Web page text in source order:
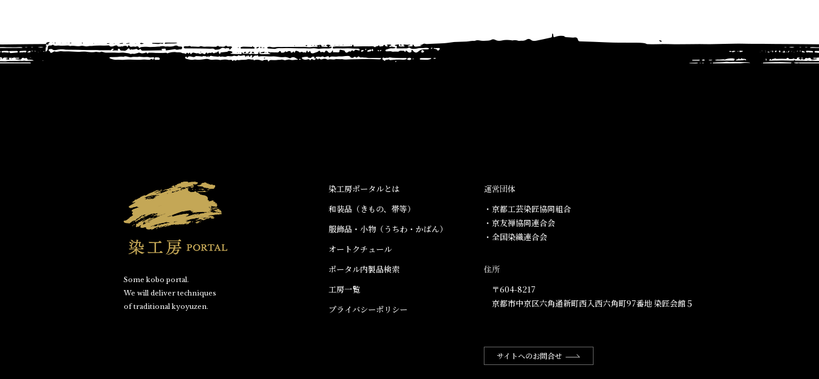
Some kobo portal.
We will deliver techniques
of traditional kyoyuzen.
染工房ポータルとは
和装品（きもの、帯等）​
服飾品・小物​（うちわ・かばん）
オートクチュール
ポータル内製品検索
工房一覧
プライバシーポリシー
運営団体
・京都工芸染匠協同組合​
・京友禅協同連合会
・全国染織連合会
住所
〒604-8217
京都市中京区六角通新町西入西六角町97番地​ 染匠会館５
サイトへのお問合せ